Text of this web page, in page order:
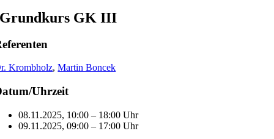
Grundkurs GK III
Krombholz,Martin Boncek
Uhrzeit
08.11.2025, 10:00 – 18:00 Uhr
09.11.2025, 09:00 – 17:00 Uhr